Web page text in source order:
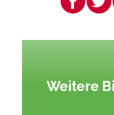
Weitere